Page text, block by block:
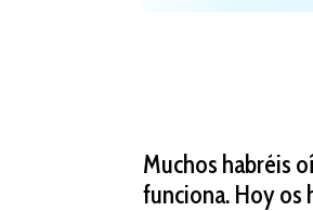
Muchos habréis
funciona. Hoy os